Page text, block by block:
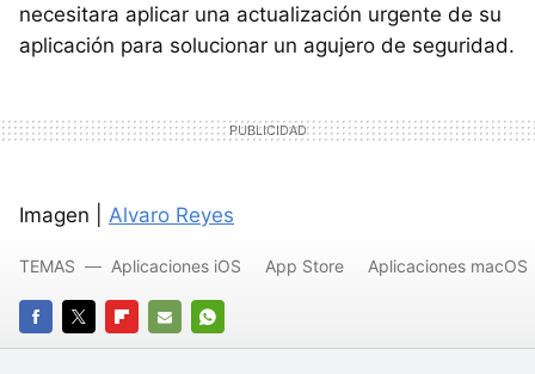
necesitara aplicar una actualización urgente de su
aplicación para solucionar un agujero de seguridad.
Imagen | Alvaro Reyes
FACEBOOK
TWITTERFLIPBOARD
E-
WHATSAPP
TEMAS Aplicaciones iOS App Store Aplicaciones macOS